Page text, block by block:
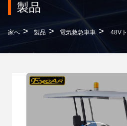
製品
家へ > 製品 > 電気救急車車 > 48Vト